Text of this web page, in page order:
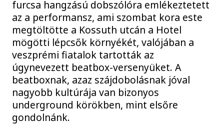
furcsa hangzású dobszólóra emlékeztetett
az a performansz, ami szombat kora este
megtöltötte a Kossuth utcán a Hotel
mögötti lépcsők környékét, valójában a
veszprémi fiatalok tartották az
úgynevezett beatbox-versenyüket. A
beatboxnak, azaz szájdobolásnak jóval
nagyobb kultúrája van bizonyos
underground körökben, mint elsőre
gondolnánk.